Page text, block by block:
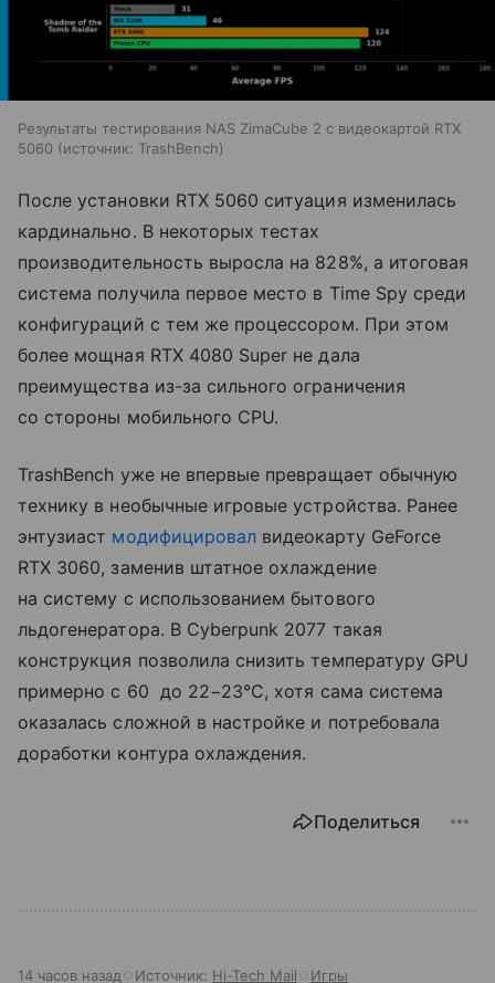
Результаты тестирования NAS ZimaCube 2 с видеокартой RTX
5060
источник: TrashBench
После установки RTX 5060 ситуация изменилась
кардинально. В некоторых тестах
производительность выросла на 828%, а итоговая
система получила первое место в Time Spy среди
конфигураций с тем же процессором. При этом
более мощная RTX 4080 Super не дала
преимущества из-за сильного ограничения
со стороны мобильного CPU.
TrashBench уже не впервые превращает обычную
технику в необычные игровые устройства. Ранее
энтузиаст модифицировал видеокарту GeForce
RTX 3060, заменив штатное охлаждение
на систему с использованием бытового
льдогенератора. В Cyberpunk 2077 такая
конструкция позволила снизить температуру GPU
примерно с 60 до 22−23°C, хотя сама система
оказалась сложной в настройке и потребовала
доработки контура охлаждения.
Поделиться
14 часов назад Источник: Hi-Tech Mail Игры